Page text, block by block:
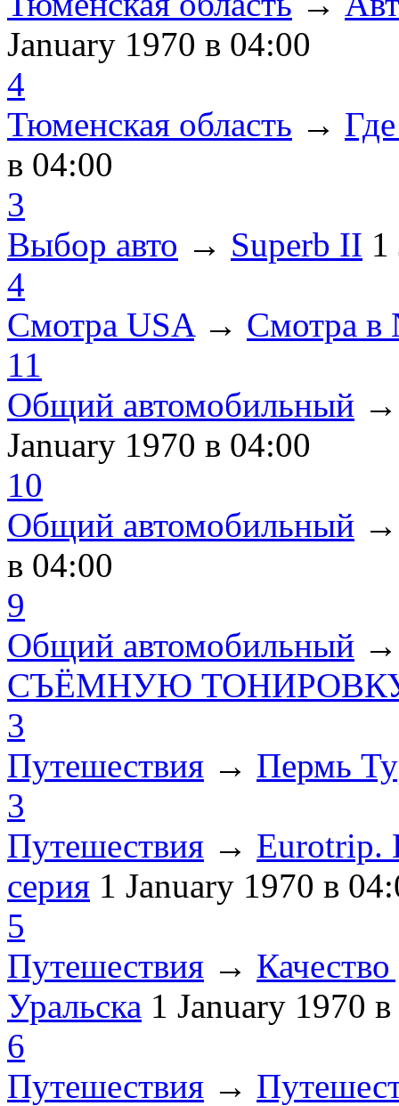
January 1970 в 04:00
4
Тюменская область →
в 04:00
3
Выбор авто → Superb II
4
Смотра USA→ Смотра в
11
Общий автомобильный
January 1970 в 04:00
10
Общий автомобильный
в 04:00
9
Общий автомобильный
СЪЁМНУЮ
3
Путешествия → Пермь
3
Путешествия → Eurotrip.
серия 1 January 1970 в
5
Путешествия →
Уральска 1 January 1970
6
Путешествия →